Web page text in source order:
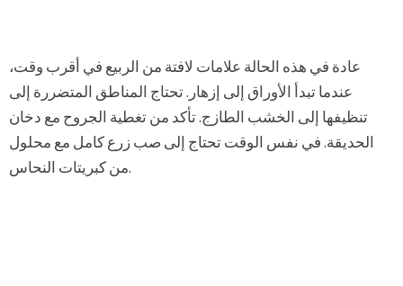
عادة في هذه الحالة علامات لافتة من الربيع في أقرب وقت،
عندما تبدأ الأوراق إلى إزهار. تحتاج المناطق المتضررة إلى
تنظيفها إلى الخشب الطازج. تأكد من تغطية الجروح مع دخان
الحديقة. في نفس الوقت تحتاج إلى صب زرع كامل مع محلول
من كبريتات النحاس.